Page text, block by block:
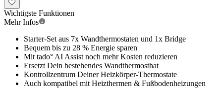
Wichtigste Funktionen
Mehr Infos
Starter-Set aus 7x Wandthermostaten und 1x Bridge
Bequem bis zu 28 % Energie sparen
Mit tado° AI Assist noch mehr Kosten reduzieren
Ersetzt Dein bestehendes Wandthermosthat
Kontrollzentrum Deiner Heizkörper-Thermostate
Auch kompatibel mit Heizthermen & Fußbodenheizungen